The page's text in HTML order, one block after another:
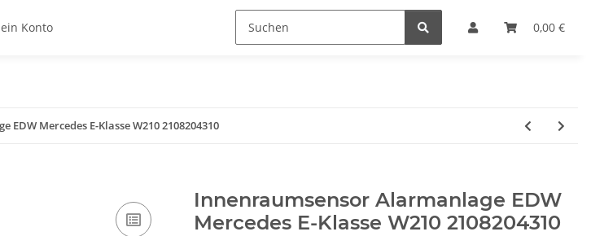
0,00 €
Konto
Mercedes E-Klasse W210 2108204310
Innenraumsensor Alarmanlage EDW
Mercedes E-Klasse W210 2108204310